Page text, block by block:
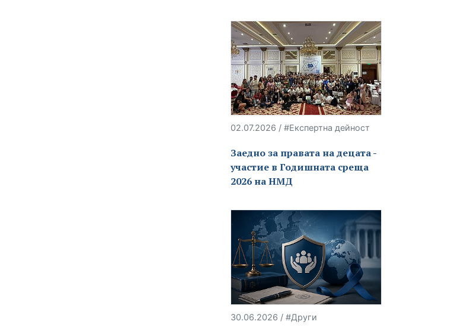
02.07.2026 / #Експертна дейност
Заедно за правата на децата -
участие в Годишната среща
2026 на НМД
30.06.2026 / #Други